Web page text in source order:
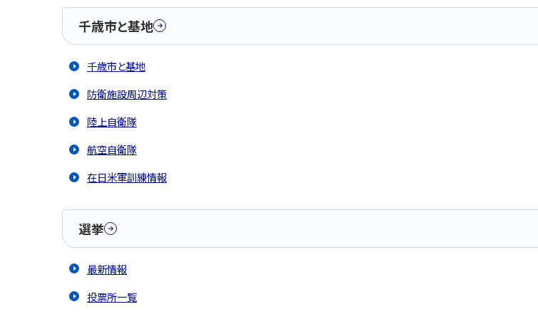
千歳市と基地
千歳市と基地
防衛施設周辺対策
陸上自衛隊
航空自衛隊
在日米軍訓練情報
選挙
最新情報
投票所一覧